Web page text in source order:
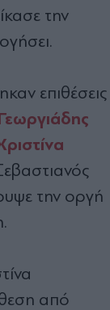
την
επιθέσεις
την οργή
από